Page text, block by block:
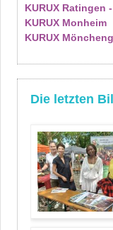
KURUX Ratingen
KURUX Monheim
KURUX
Die letzten